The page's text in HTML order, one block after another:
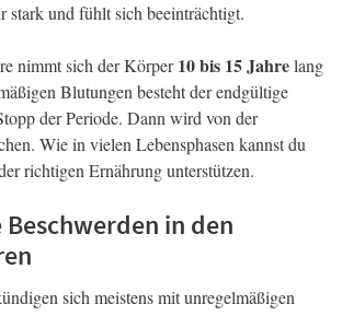
stark und fühlt sich beeinträchtigt.
nimmt sich der Körper10 bis 15 Jahrelang
Blutungen besteht der endgültige
der Periode. Dann wird von der
Wie in vielen Lebensphasen kannst du
richtigen Ernährung unterstützen.
Beschwerden in den
sich meistens mit unregelmäßigen